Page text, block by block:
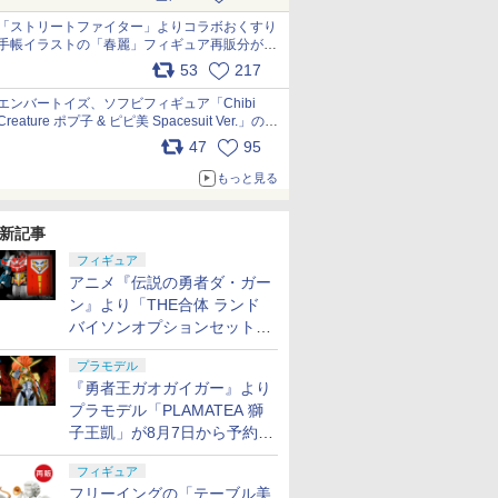
ストリートファイター」よりコラボおくすり
帳イラストの「春麗」フィギュア再販分が本
日出荷開始 pic.x.com/toUc1MHr41
53 217
ンバートイズ、ソフビフィギュア「Chibi
ポプ子 & ピピ美 Spacesuit Ver.」の発
売中止を発表 pic.x.com/Ri45iFeYjn
47 95
もっと見る
記事
フィギュア
アニメ『伝説の勇者ダ・ガー
ン』より「THE合体 ランド
バイソンオプションセット」
が8月7日から予約受付開始！
プラモデル
『勇者王ガオガイガー』より
プラモデル「PLAMATEA 獅
子王凱」が8月7日から予約受
付開始！
フィギュア
フリーイングの「テーブル美